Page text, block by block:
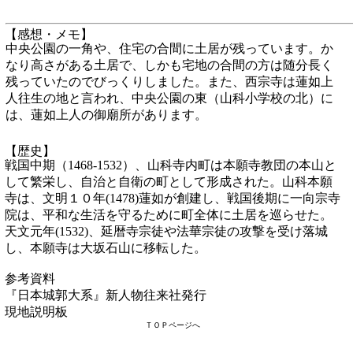
中央公園の一角や、住宅の合間に土居が残っています。か
なり高さがある土居で、しかも宅地の合間の方は随分長く
残っていたのでびっくりしました。また、西宗寺は蓮如上
人往生の地と言われ、中央公園の東（山科小学校の北）に
は、蓮如上人の御廟所があります。
【感想・メモ】
ＴＯＰページへ
戦国中期（1468-1532）、山科寺内町は本願寺教団の本山と
して繁栄し、自治と自衛の町として形成された。山科本願
寺は、文明１０年(1478)蓮如が創建し、戦国後期に一向宗寺
院は、平和な生活を守るために町全体に土居を巡らせた。
天文元年(1532)、延暦寺宗徒や法華宗徒の攻撃を受け落城
し、本願寺は大坂石山に移転した。
参考資料
『日本城郭大系』新人物往来社発行
現地説明板
【歴史】